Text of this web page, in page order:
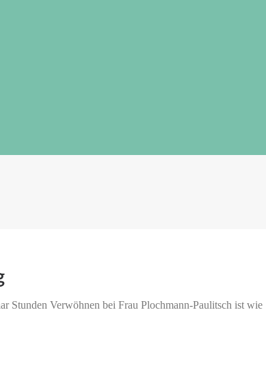
Stunden Verwöhnen bei Frau Plochmann-Paulitsch ist wie